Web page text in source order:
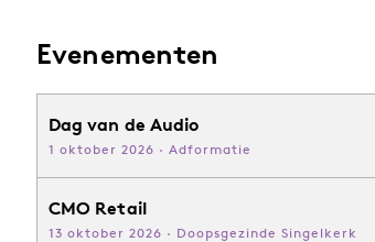
Evenementen
Dag van de Audio
1 oktober 2026 · Adformatie
CMO Retail
13 oktober 2026 · Doopsgezinde Singelkerk